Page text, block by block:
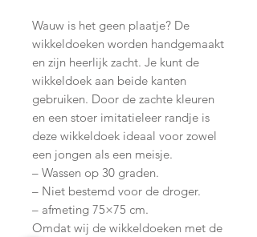
Wauw is het geen plaatje? De
wikkeldoeken worden handgemaakt
en zijn heerlijk zacht. Je kunt de
wikkeldoek aan beide kanten
gebruiken. Door de zachte kleuren
en een stoer imitatieleer randje is
deze wikkeldoek ideaal voor zowel
een jongen als een meisje.
– Wassen op 30 graden.
– Niet bestemd voor de droger.
– afmeting 75×75 cm.
Omdat wij de wikkeldoeken met de